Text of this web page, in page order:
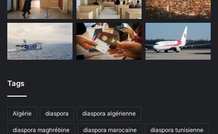
Tags
Algérie diaspora diaspora algérienne
diaspora maghrébine diaspora marocaine diaspora tunisienne